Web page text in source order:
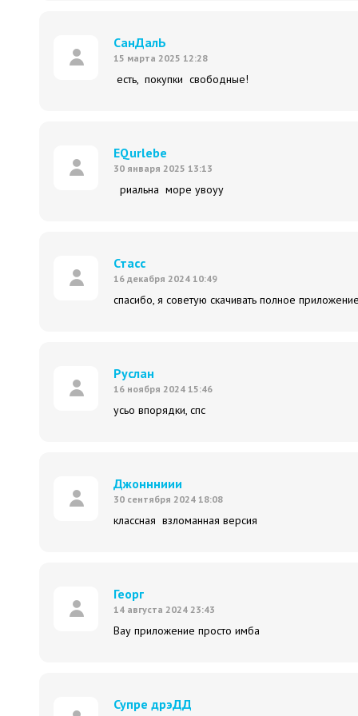
СанДалЬ
15 марта 2025 12:28
есть, покупки свободные!
ЕQurlebe
30 января 2025 13:13
риальна море увоуу
Стасс
16 декабря 2024 10:49
спасибо, я советую скачивать полное
Руслан
16 ноября 2024 15:46
усьо впорядки, спс
Джоннниии
30 сентября 2024 18:08
классная взломанная версия
Георг
14 августа 2024 23:43
Вау приложение просто имба
Супре дрэДД